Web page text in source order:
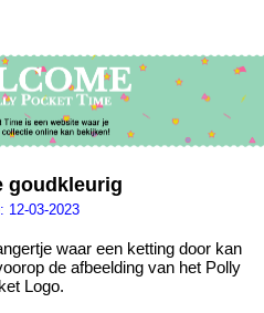
goudkleurig
12-03-2023
waar een ketting door kan
de afbeelding van het Polly
Logo.